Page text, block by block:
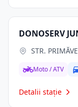
DONOSERV
STR.
Moto / ATV
Detalii stație